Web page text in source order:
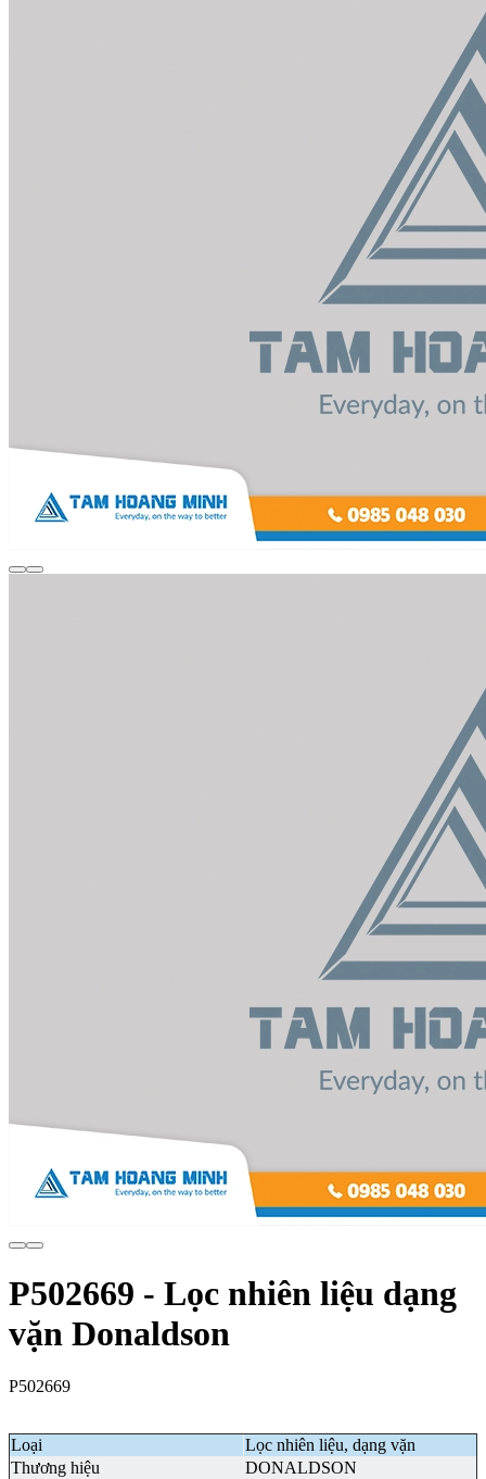
P502669 - Lọc nhiên liệu dạng
vặn Donaldson
P502669
Loại
Lọc nhiên liệu, dạng vặn
Thương hiệu
DONALDSON